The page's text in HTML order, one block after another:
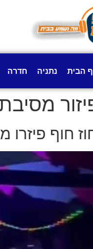
הבית נתניה חדרה
חוף